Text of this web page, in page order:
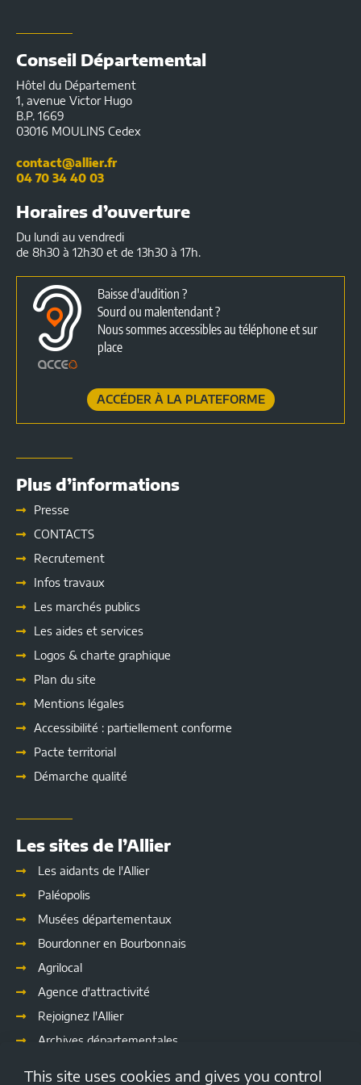
Conseil Départemental
Hôtel du Département
1, avenue Victor Hugo
B.P. 1669
03016 MOULINS Cedex
contact@allier.fr
04 70 34 40 03
Horaires d’ouverture
Du lundi au vendredi
de 8h30 à 12h30 et de 13h30 à 17h.
Baisse d'audition ?
Sourd ou malentendant ?
Nous sommes accessibles au téléphone et sur
place
ACCÉDER À LA PLATEFORME
Plus d’informations
Presse
CONTACTS
Recrutement
Infos travaux
Les marchés publics
Les aides et services
Logos & charte graphique
Plan du site
Mentions légales
Accessibilité : partiellement conforme
Pacte territorial
Démarche qualité
Les sites de l’Allier
Les aidants de l'Allier
Paléopolis
Musées départementaux
Bourdonner en Bourbonnais
Agrilocal
Agence d'attractivité
Rejoignez l'Allier
Archives départementales
This site uses cookies and gives you control